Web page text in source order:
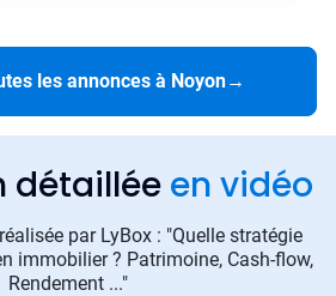
les annonces à Noyon→
détaillée en vidéo
par LyBox : "Quelle stratégie
immobilier ? Patrimoine, Cash-flow,
Rendement ..."